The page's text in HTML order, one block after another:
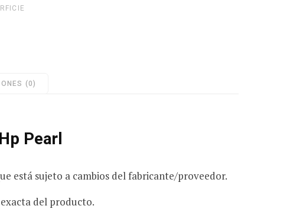
(0)
Pearl
está sujeto a cambios del fabricante/proveedor.
del producto.